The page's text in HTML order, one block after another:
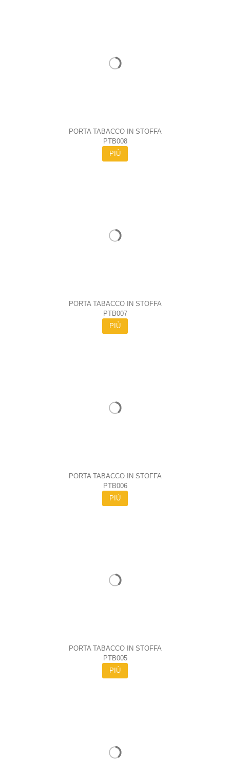
PORTA TABACCO IN STOFFA
PTB008
PIÙ
PORTA TABACCO IN STOFFA
PTB007
PIÙ
PORTA TABACCO IN STOFFA
PTB006
PIÙ
PORTA TABACCO IN STOFFA
PTB005
PIÙ